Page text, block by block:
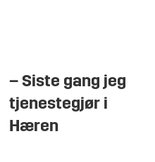
– Siste gang jeg
tjenestegjør i
Hæren